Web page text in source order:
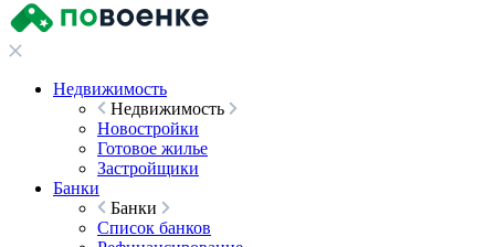
Недвижимость
Недвижимость
Новостройки
Готовое жилье
Застройщики
Банки
Банки
Список банков